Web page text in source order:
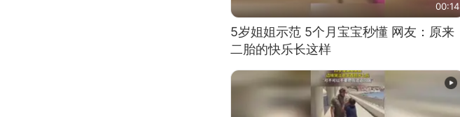
00:14
5岁姐姐示范 5个月宝宝秒懂 网友：原来
二胎的快乐长这样